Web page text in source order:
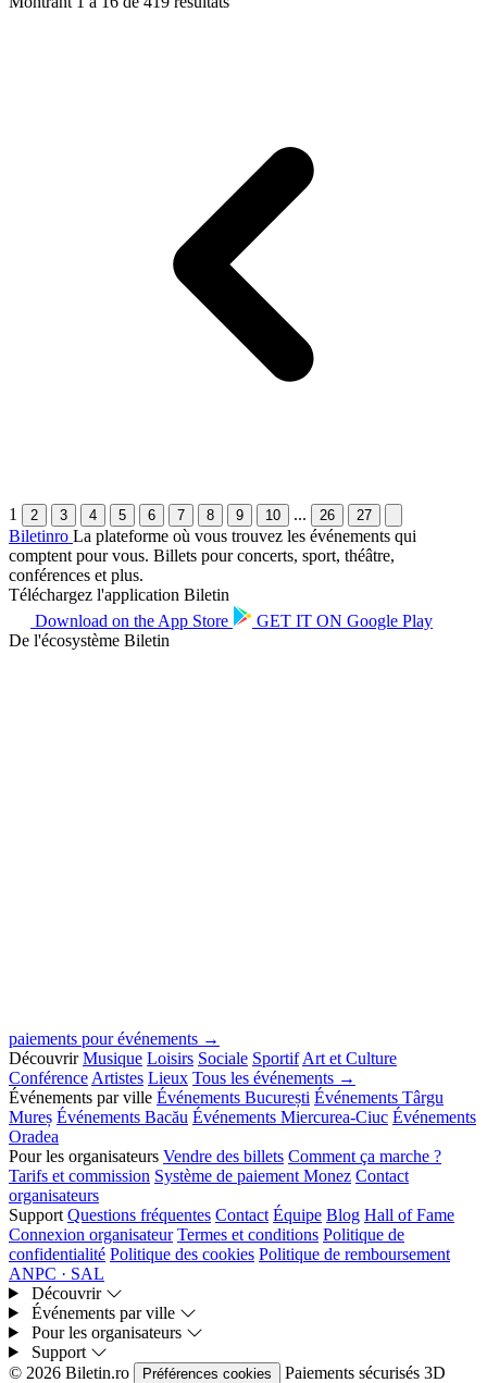
1 2 3 4 5 6 7 8 9 10 ... 26 27
Biletinro La plateforme où vous trouvez les événements qui
comptent pour vous. Billets pour concerts, sport, théâtre,
conférences et plus.
Téléchargez l'application Biletin
Download on the App Store GET IT ON Google Play
De l'écosystème Biletin
paiements pour événements →
Découvrir Musique Loisirs Sociale Sportif Art et Culture
Conférence Artistes Lieux Tous les événements →
Événements par ville Événements București Événements Târgu
Mureș Événements Bacău Événements Miercurea-Ciuc Événements
Oradea
Pour les organisateurs Vendre des billets Comment ça marche ?
Tarifs et commission Système de paiement Monez Contact
organisateurs
Support Questions fréquentes Contact Équipe Blog Hall of Fame
Connexion organisateur Termes et conditions Politique de
confidentialité Politique des cookies Politique de remboursement
ANPC · SAL
Découvrir
Événements par ville
Pour les organisateurs
Support
© 2026 Biletin.ro
Préférences cookies Paiements sécurisés 3D